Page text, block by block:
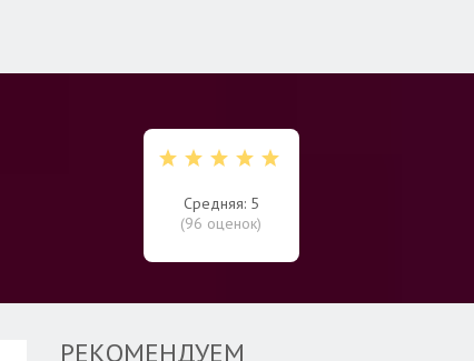
Средняя: 5
(96 оценок)
РЕКОМЕНДУЕМ